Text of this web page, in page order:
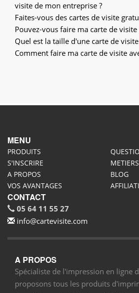
visite de mon entreprise ?
Faites-vous des cartes de visite
Pouvez-vous faire ma carte de visite
Quel est la taille d'une carte de visite
Comment faire ma carte de visite
MENU
PRODUITS
S'INSCRIRE
METIERS
A PROPOS
BLOG
VOS AVANTAGES
CONTACT
05 64 11 55 27
info@cartevisite.com
A PROPOS
Spécialiste de l'impression en ligne
proposons tous les produits